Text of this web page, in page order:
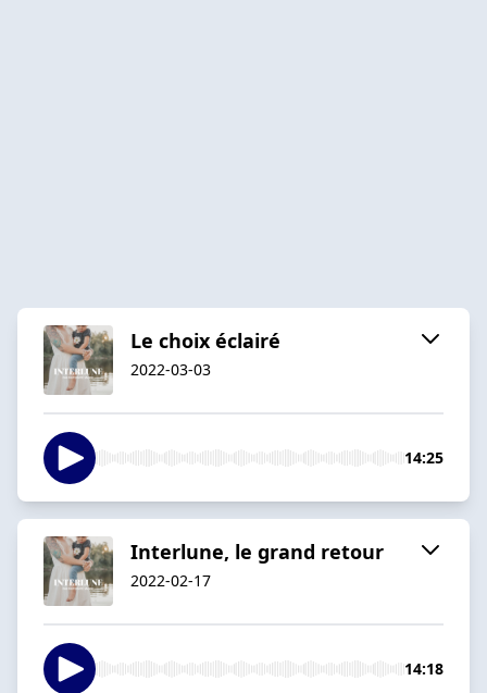
Le choix éclairé
2022-03-03
14:25
Interlune, le grand retour
2022-02-17
14:18